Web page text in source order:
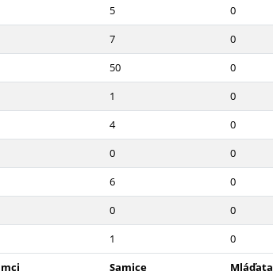
5 0
7 0
50 0
1 0
4 0
0 0
6 0
0 0
1 0
Samice Mláďata